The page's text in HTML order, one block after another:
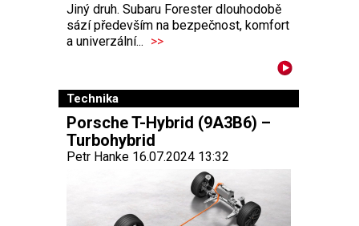
Jiný druh. Subaru Forester dlouhodobě
sází především na bezpečnost, komfort
a univerzální... >>
Technika
Porsche T-Hybrid (9A3B6) –
Turbohybrid
Petr Hanke 16.07.2024 13:32